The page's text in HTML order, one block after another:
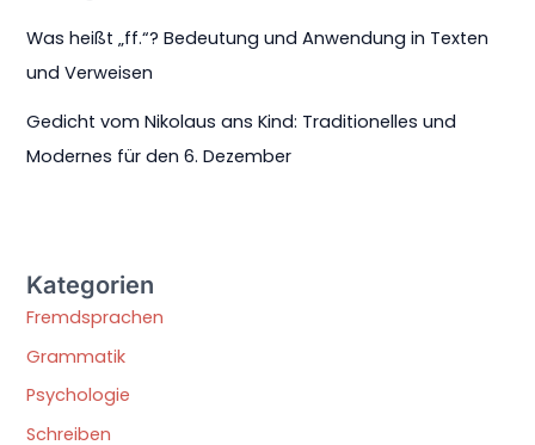
Was heißt „ff.“? Bedeutung und Anwendung in Texten
und Verweisen
Gedicht vom Nikolaus ans Kind: Traditionelles und
Modernes für den 6. Dezember
Kategorien
Fremdsprachen
Grammatik
Psychologie
Schreiben